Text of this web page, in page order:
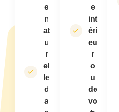
e
n
at
u
r
el
le
d
a
e
int
éri
eu
r
o
u
de
vo